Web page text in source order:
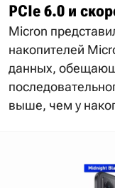
PCIe 6.0 и
Micron
накопителей
данных,
выше, чем у